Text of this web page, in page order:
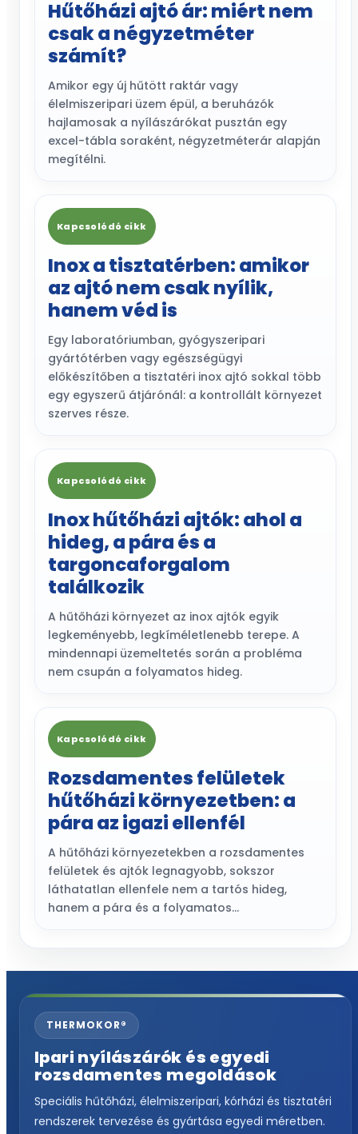
Hűtőházi ajtó ár: miért nem
csak a négyzetméter
számít?
Amikor egy új hűtött raktár vagy
élelmiszeripari üzem épül, a beruházók
hajlamosak a nyílászárókat pusztán egy
excel-tábla soraként, négyzetméterár alapján
megítélni.
Kapcsolódó cikk
Inox a tisztatérben: amikor
az ajtó nem csak nyílik,
hanem véd is
Egy laboratóriumban, gyógyszeripari
gyártótérben vagy egészségügyi
előkészítőben a tisztatéri inox ajtó sokkal több
egy egyszerű átjárónál: a kontrollált környezet
szerves része.
Kapcsolódó cikk
Inox hűtőházi ajtók: ahol a
hideg, a pára és a
targoncaforgalom
találkozik
A hűtőházi környezet az inox ajtók egyik
legkeményebb, legkíméletlenebb terepe. A
mindennapi üzemeltetés során a probléma
nem csupán a folyamatos hideg.
Kapcsolódó cikk
Rozsdamentes felületek
hűtőházi környezetben: a
pára az igazi ellenfél
A hűtőházi környezetekben a rozsdamentes
felületek és ajtók legnagyobb, sokszor
láthatatlan ellenfele nem a tartós hideg,
hanem a pára és a folyamatos…
THERMOKOR®
Ipari nyílászárók és egyedi
rozsdamentes megoldások
Speciális hűtőházi, élelmiszeripari, kórházi és tisztatéri
rendszerek tervezése és gyártása egyedi méretben.